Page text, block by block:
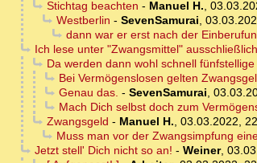
Stichtag beachten - Manuel H.,
Westberlin - SevenSamurai,
dann war er erst nach der
Ich lese unter "Zwangsmittel"
Da werden dann wohl schnell
Bei Vermögenslosen gelten
Genau das. - SevenSamurai,
Mach Dich selbst doch zum
Zwangsgeld - Manuel H., 03.03.2022,
Muss man vor der Zwangsimpfung
Jetzt stell' Dich nicht so an! - Weiner,